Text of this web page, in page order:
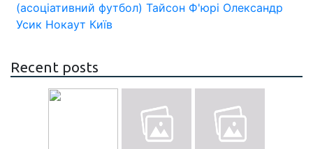
(асоціативний футбол) Тайсон Ф'юрі Олександр
Усик Нокаут Київ
Recent posts